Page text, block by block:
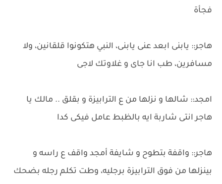
فجأة
هاجر:: يابنى ابعد عنى يابنى، النبي هتكونوا قلقانين، ولا
مسافرين، طب انا جاى و غلاوتك لاجى
امجد:: شالها و نزلها من ع الترابيزة و بقلق .. مالك يا
هاجر انتى شاربة ايه بالظبط عامل فيكى كدا
هاجر:: واقفة بتطوح و شايفة أمجد واقف ع راسه و
بينزلها من فوق الترابيزة برجليه، وطت تكلم رجله بضحك